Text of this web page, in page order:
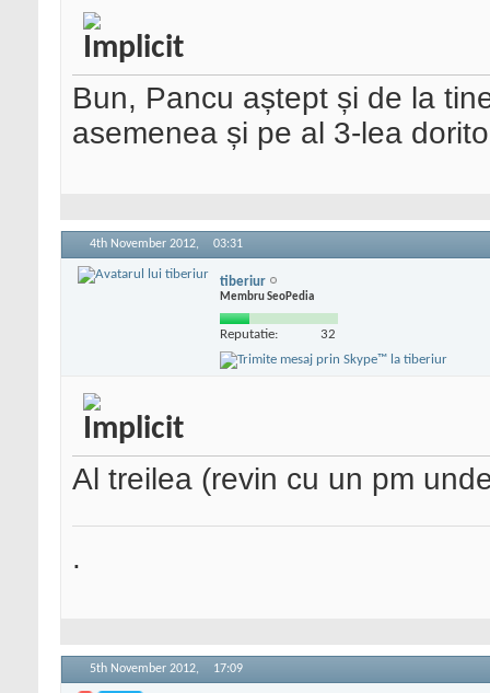
Bun, Pancu aștept și de la
asemenea și pe al 3-lea
4th November 2012, 03:31
tiberiur
Membru SeoPedia
Reputatie: 32
Al treilea (revin cu un pm
.
5th November 2012, 17:09